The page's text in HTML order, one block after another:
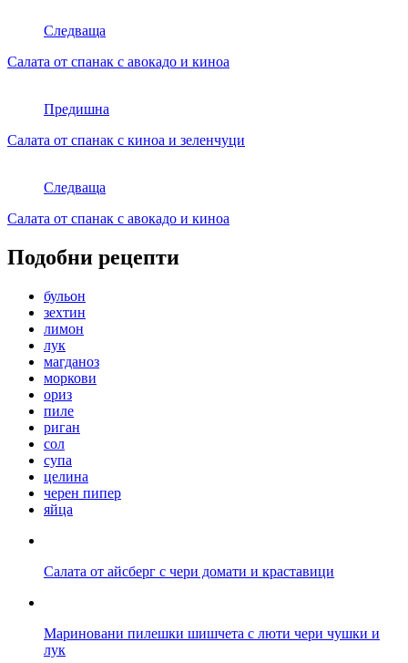
Следваща
Салата от спанак с авокадо и киноа
Предишна
Салата от спанак с киноа и зеленчуци
Следваща
Салата от спанак с авокадо и киноа
Подобни рецепти
бульон
зехтин
лимон
лук
магданоз
моркови
ориз
пиле
риган
сол
супа
целина
черен пипер
яйца
Салата от айсберг с чери домати и краставици
Мариновани пилешки шишчета с люти чери чушки и
лук